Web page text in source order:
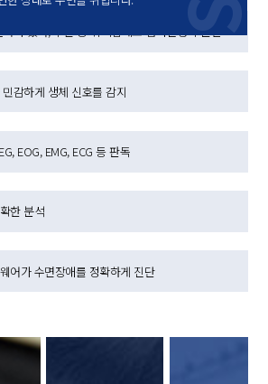
사 진행시 이어서 진행이 될 수 있습니다.
가 있어, 수면 중 뒤척임에도 검사진행이 원활
감하게 생체 신호를 감지
EOG, EMG, ECG 등 판독
한 분석
어가 수면장애를 정확하게 진단